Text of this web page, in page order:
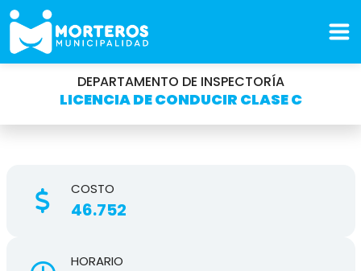
DEPARTAMENTO DE INSPECTORÍA
LICENCIA DE CONDUCIR CLASE C
COSTO
46.752
HORARIO